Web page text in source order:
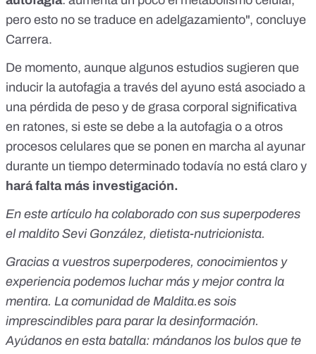
pero esto no se traduce en adelgazamiento", concluye
Carrera.
De momento, aunque algunos estudios sugieren que
inducir la autofagia a través del ayuno está asociado a
una pérdida de peso y de grasa corporal significativa
en ratones, si este se debe a la autofagia o a otros
procesos celulares que se ponen en marcha al ayunar
durante un tiempo determinado todavía no está claro y
hará falta más investigación.
En este artículo ha colaborado con sus superpoderes
el maldito Sevi González, dietista-nutricionista.
Gracias a vuestros superpoderes, conocimientos y
experiencia podemos luchar más y mejor contra la
mentira. La comunidad de Maldita.es sois
imprescindibles para parar la desinformación.
Ayúdanos en esta batalla: mándanos los bulos que te